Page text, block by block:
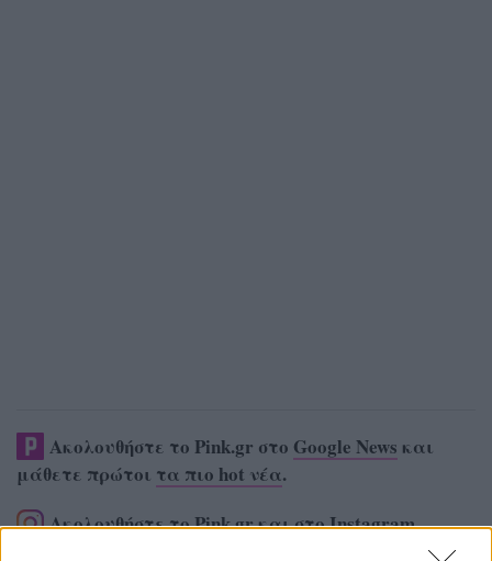
Ακολουθήστε το Pink.gr στο Google News και
μάθετε πρώτοι τα πιο hot νέα.
Ακολουθήστε το Pink.gr και στοInstagram